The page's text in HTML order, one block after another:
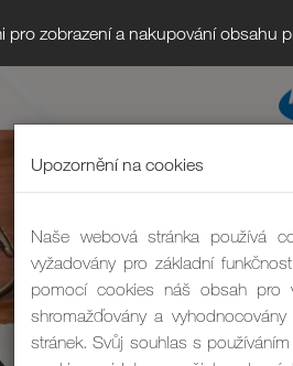
pro zobrazení a nakupování obsahu
Upozornění na cookies
Naše webová stránka používá
vyžadovány pro základní
pomocí cookies náš obsah pro
shromažďovány a
stránek. Svůj souhlas s